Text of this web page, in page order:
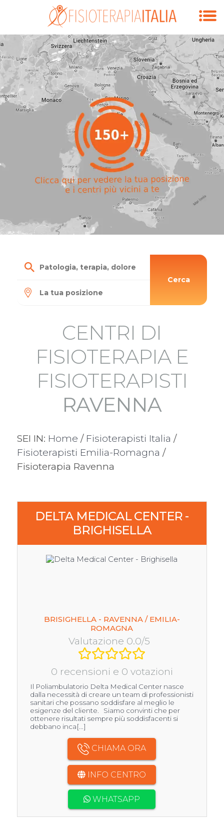
Cerca
CENTRI DI
FISIOTERAPIA E
FISIOTERAPISTI
RAVENNA
SEI IN: Home / Fisioterapisti Italia /
Fisioterapisti Emilia-Romagna /
Fisioterapia Ravenna
DELTA MEDICAL CENTER -
BRIGHISELLA
BRISIGHELLA - RAVENNA / EMILIA-
ROMAGNA
Valutazione 0.0/5
0 recensioni e 0 votazioni
Il Poliambulatorio Delta Medical Center nasce
dalla necessità di creare un team di professionisti
sanitari che possano soddisfare al meglio le
esigenze del cliente. Siamo convinti che per
ottenere risultati sempre più soddisfacenti si
debbano inca[...]
CHIAMA ORA
INFO CENTRO
WHATSAPP